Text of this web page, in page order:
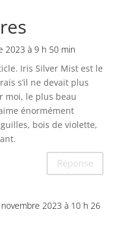
2023 à 9 h 50 min
Iris Silver Mist est le
s’il ne devait plus
moi, le plus beau
énormément
bois de violette,
Réponse
2023 à 10 h 26